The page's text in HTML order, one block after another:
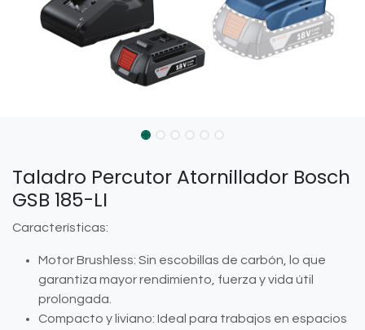
Taladro Percutor Atornillador Bosch
GSB 185-LI
Características:
Motor Brushless: Sin escobillas de carbón, lo que
garantiza mayor rendimiento, fuerza y vida útil
prolongada.
Compacto y liviano: Ideal para trabajos en espacios